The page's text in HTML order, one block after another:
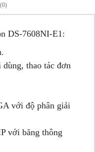
DS-7608NI-E1:
thao tác đơn
với độ phân giải
với băng thông